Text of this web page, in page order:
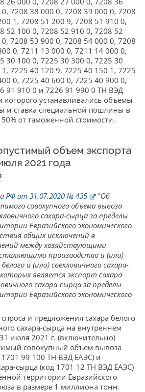
7208 38 000 0, 7208 39 000 0, 7208
1, 7208 51 200 9, 7208 51 910 0,
52 100 0, 7208 52 910 0, 7208 52
7208 53 900 0, 7208 54 000 0, 7208
0, 7211 13 000 0, 7211 14 000 0,
30 100 0, 7225 30 300 0, 7225 30
7225 40 120 9, 7225 40 150 1, 7225
0, 7225 40 600 0, 7225 40 900 0,
91 910 0 и 7226 91 990 0 ТН ВЭД
устанавливались объемы
и ставка специальной пошлины в
от таможенной стоимости.
объем экспорта
2021 года
РФ от 31.07.2020 № 435
"Об
совокупного объема вывоза
сахара-сырца за пределы
Евразийского экономического
общих исключений в
между хозяйствующими
производство и (или)
и (или) свекловичного сахара-
является экспорт сахара
сахара-сырца за пределы
Евразийского экономического
и предложения сахара белого
сахара-сырца на внутреннем
июля 2021 г. (включительно)
совокупный объем вывоза
1701 99 100 ТН ВЭД ЕАЭС) и
сырца (код 1701 12 ТН ВЭД ЕАЭС)
территории Евразийского
в размере 1 миллиона тонн.